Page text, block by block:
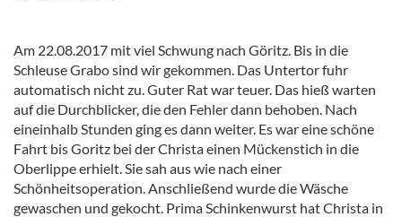
Am 22.08.2017 mit viel Schwung nach Göritz. Bis in die
Schleuse Grabo sind wir gekommen. Das Untertor fuhr
automatisch nicht zu. Guter Rat war teuer. Das hieß warten
auf die Durchblicker, die den Fehler dann behoben. Nach
eineinhalb Stunden ging es dann weiter. Es war eine schöne
Fahrt bis Goritz bei der Christa einen Mückenstich in die
Oberlippe erhielt. Sie sah aus wie nach einer
Schönheitsoperation. Anschließend wurde die Wäsche
gewaschen und gekocht. Prima Schinkenwurst hat Christa in